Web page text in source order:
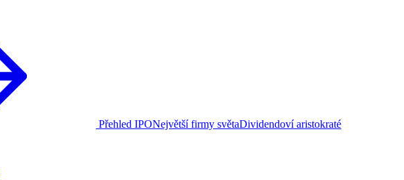
Přehled IPONejvětší firmy světaDividendoví aristokraté